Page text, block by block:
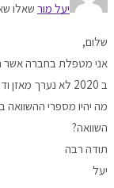
יעל מור שאלו
שלום,
אני מטפלת בחברה אשר הקפיאה פעילות
ב 2020 לא נערך מאזן ודווח אפס.
השוואה?
תודה רבה
יעל